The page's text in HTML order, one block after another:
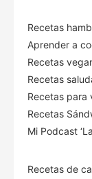
Recetas
Aprender a
Recetas
Recetas
Recetas para
Recetas
Mi Podcast
Recetas de